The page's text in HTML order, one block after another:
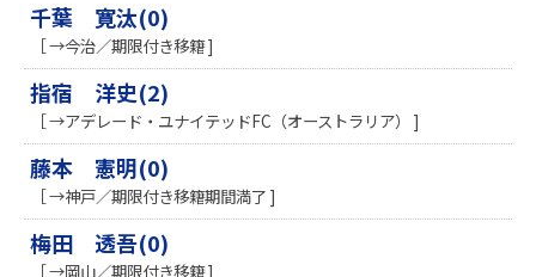
千葉 寛汰(0)
［ →今治／期限付き移籍 ]
指宿 洋史(2)
［ →アデレード・ユナイテッドFC（オーストラリア） ]
藤本 憲明(0)
［ →神戸／期限付き移籍期間満了 ]
梅田 透吾(0)
［ →岡山／期限付き移籍 ]